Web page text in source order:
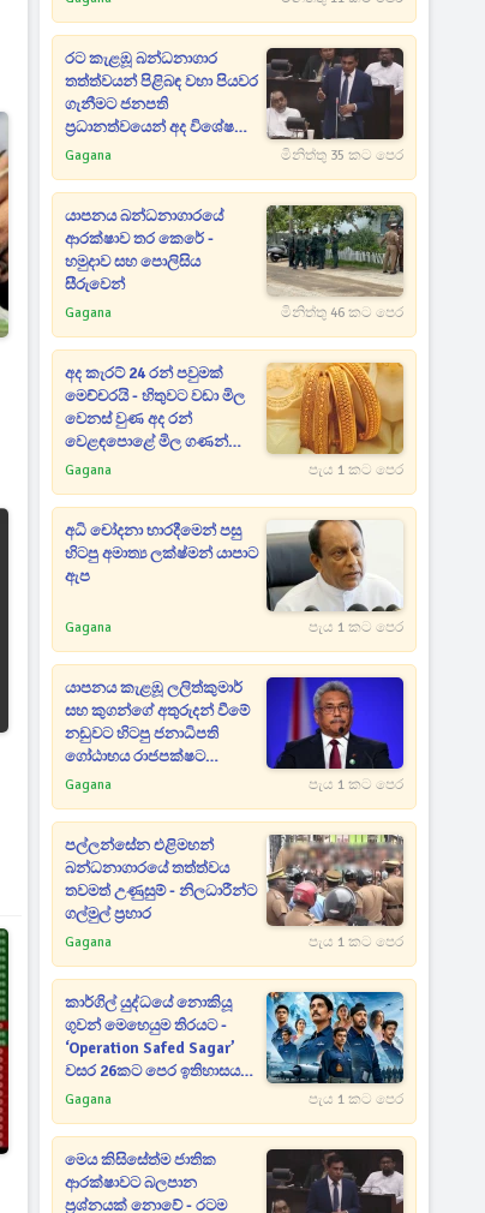
රට කැළඹූ බන්ධනාගාර
තත්ත්වයන් පිළිබඳ වහා පියවර
ගැනීමට ජනපති
ප්‍රධානත්වයෙන් අද විශේෂ
සාකච්ඡාවක්
Gagana මිනිත්තු 35 කට පෙර
යාපනය බන්ධනාගාරයේ
ආරක්ෂාව තර කෙරේ -
හමුදාව සහ පොලිසිය
සීරුවෙන්
Gagana මිනිත්තු 46 කට පෙර
අද කැරට් 24 රන් පවුමක්
මෙච්චරයි - හිතුවට වඩා මිල
වෙනස් වුණ අද රන්
වෙළඳපොළේ මිල ගණන්
මෙන්න
Gagana පැය 1 කට පෙර
අධි චෝදනා භාරදීමෙන් පසු
හිටපු අමාත්‍ය ලක්ෂ්මන් යාපාට
ඇප
Gagana පැය 1 කට පෙර
යාපනය කැළඹූ ලලිත්කුමාර්
සහ කුගන්ගේ අතුරුදන් වීමේ
නඩුවට හිටපු ජනාධිපති
ගෝඨාභය රාජපක්ෂට
නියෝගයක්
Gagana පැය 1 කට පෙර
පල්ලන්සේන එළිමහන්
බන්ධනාගාරයේ තත්ත්වය
තවමත් උණුසුම් - නිලධාරීන්ට
ගල්මුල් ප්‍රහාර
Gagana පැය 1 කට පෙර
කාර්ගිල් යුද්ධයේ නොකියූ
ගුවන් මෙහෙයුම තිරයට -
‘Operation Safed Sagar’
වසර 26කට පෙර ඉතිහාසය
යළි ජීවමාන කරයි
Gagana පැය 1 කට පෙර
මෙය කිසිසේත්ම ජාතික
ආරක්ෂාවට බලපාන
ප්‍රශ්නයක් නොවේ - රටම